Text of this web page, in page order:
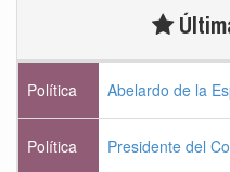
Política Abelardo de la
Política Presidente del